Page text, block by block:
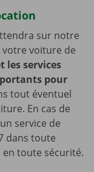
sur notre
votre voiture de
les services
pour
tout éventuel
En cas de
service de
dans toute
en toute sécurité.